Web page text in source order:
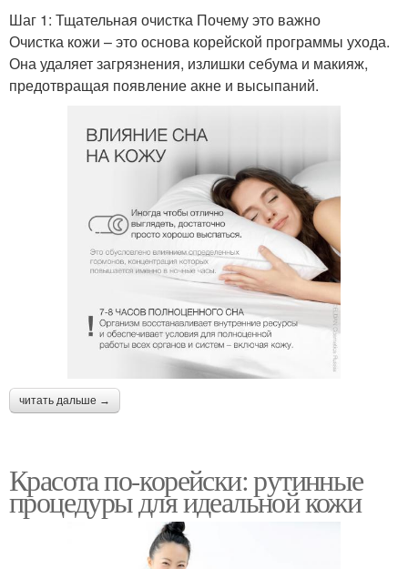
Шаг 1: Тщательная очистка Почему это важно
Очистка кожи – это основа корейской программы ухода.
Она удаляет загрязнения, излишки себума и макияж,
предотвращая появление акне и высыпаний.
читать дальше →
Красота по-корейски: рутинные
процедуры для идеальной кожи